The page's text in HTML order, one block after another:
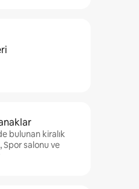
bulunan kiralık
salonu ve